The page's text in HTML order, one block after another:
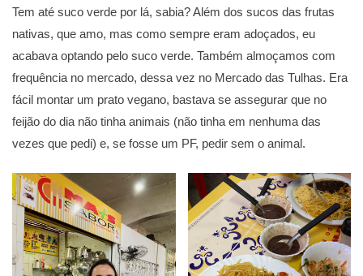
Tem até suco verde por lá, sabia? Além dos sucos das frutas
nativas, que amo, mas como sempre eram adoçados, eu
acabava optando pelo suco verde. Também almoçamos com
frequência no mercado, dessa vez no Mercado das Tulhas. Era
fácil montar um prato vegano, bastava se assegurar que no
feijão do dia não tinha animais (não tinha em nenhuma das
vezes que pedi) e, se fosse um PF, pedir sem o animal.